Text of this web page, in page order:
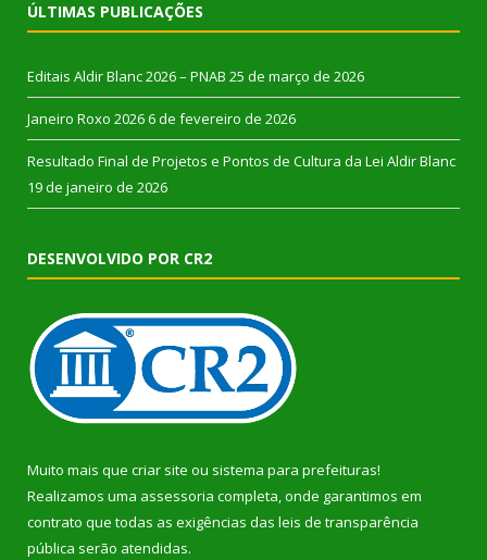
ÚLTIMAS PUBLICAÇÕES
Editais Aldir Blanc 2026 – PNAB 25 de março de 2026
Janeiro Roxo 2026 6 de fevereiro de 2026
Resultado Final de Projetos e Pontos de Cultura da Lei Aldir Blanc
19 de janeiro de 2026
DESENVOLVIDO POR CR2
Muito mais que criar site ou sistema para prefeituras!
Realizamos uma assessoria completa, onde garantimos em
contrato que todas as exigências das leis de transparência
pública serão atendidas.